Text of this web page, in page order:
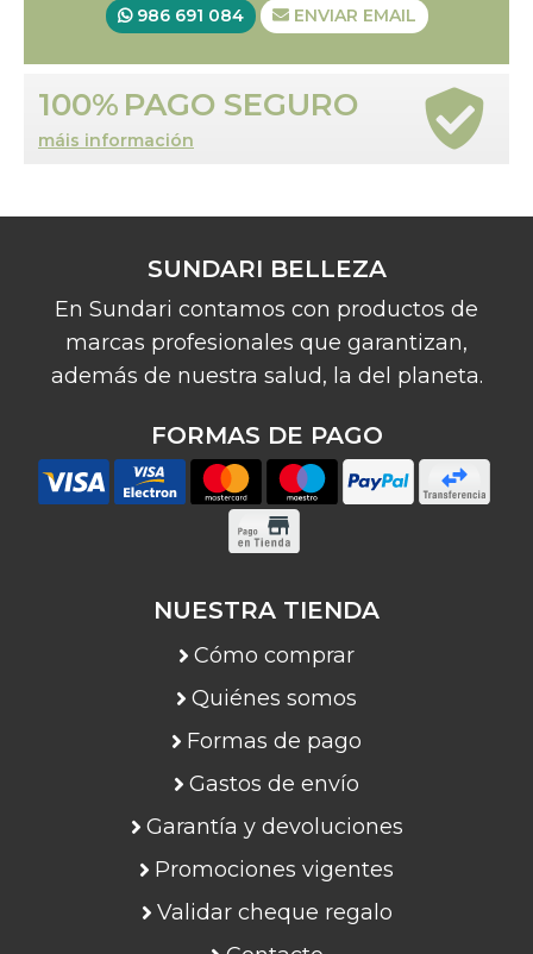
986 691 084 ENVIAR EMAIL
100% PAGO SEGURO
máis información
SUNDARI BELLEZA
En Sundari contamos con productos de
marcas profesionales que garantizan,
además de nuestra salud, la del planeta.
FORMAS DE PAGO
NUESTRA TIENDA
Cómo comprar
Quiénes somos
Formas de pago
Gastos de envío
Garantía y devoluciones
Promociones vigentes
Validar cheque regalo